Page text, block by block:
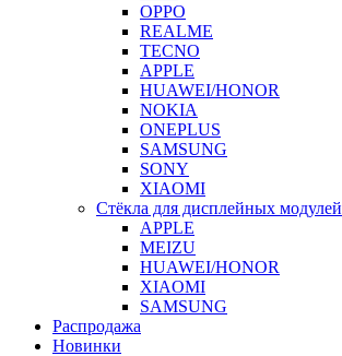
OPPO
REALME
TECNO
APPLE
HUAWEI/HONOR
NOKIA
ONEPLUS
SAMSUNG
SONY
XIAOMI
Стёкла для дисплейных модулей
APPLE
MEIZU
HUAWEI/HONOR
XIAOMI
SAMSUNG
Распродажа
Новинки